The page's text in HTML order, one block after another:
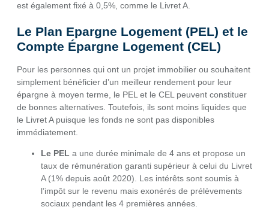
est également fixé à 0,5%, comme le Livret A.
Le Plan Epargne Logement (PEL) et le
Compte Épargne Logement (CEL)
Pour les personnes qui ont un projet immobilier ou souhaitent
simplement bénéficier d’un meilleur rendement pour leur
épargne à moyen terme, le PEL et le CEL peuvent constituer
de bonnes alternatives. Toutefois, ils sont moins liquides que
le Livret A puisque les fonds ne sont pas disponibles
immédiatement.
Le PEL a une durée minimale de 4 ans et propose un
taux de rémunération garanti supérieur à celui du Livret
A (1% depuis août 2020). Les intérêts sont soumis à
l’impôt sur le revenu mais exonérés de prélèvements
sociaux pendant les 4 premières années.